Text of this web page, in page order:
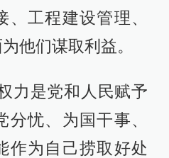
工程建设管理、
他们谋取利益。
力是党和人民赋予
忧、为国干事、
作为自己捞取好处